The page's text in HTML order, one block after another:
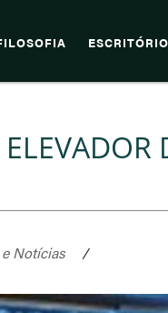
Notícias /